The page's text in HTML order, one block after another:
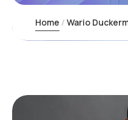
Home Wario Duckerman: Más de una década